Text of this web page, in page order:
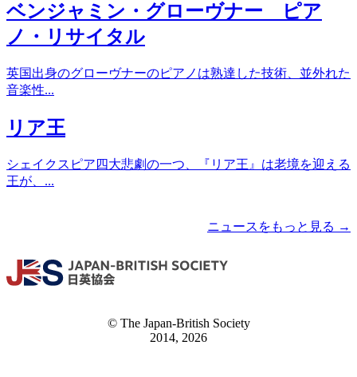
ベンジャミン・グローヴナー ピア
ノ・リサイタル
英国出身のグローヴナーのピアノは熟達した技術、並外れた
音楽性...
リア王
シェイクスピア四大悲劇の一つ、『リア王』は老境を迎える
王が、...
ニュースをもっと見る →
© The Japan-British Society
2014, 2026